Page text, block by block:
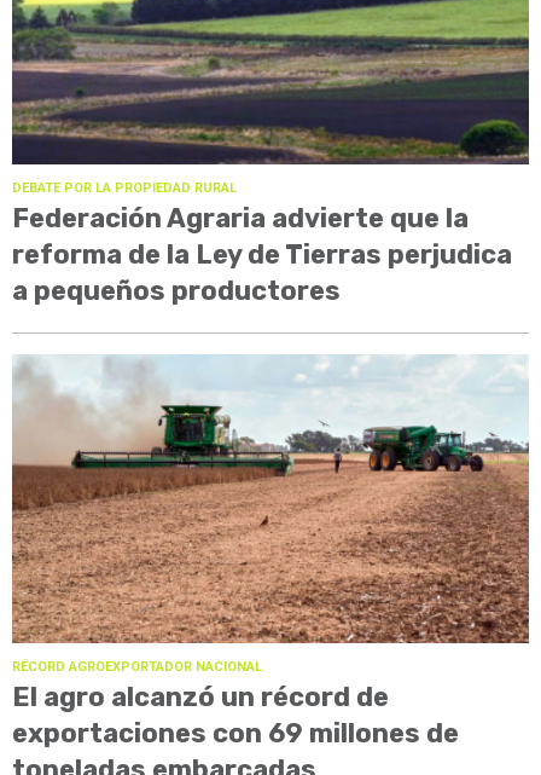
DEBATE POR LA PROPIEDAD RURAL
Federación Agraria advierte que la
reforma de la Ley de Tierras perjudica
a pequeños productores
RÉCORD AGROEXPORTADOR NACIONAL
El agro alcanzó un récord de
exportaciones con 69 millones de